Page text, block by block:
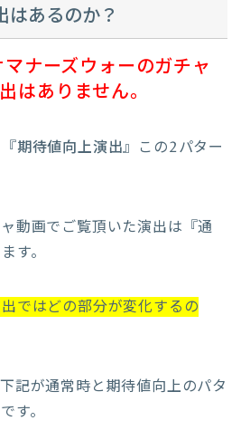
はあるのか？
マナーズウォーのガチャ
はありません。
期待値向上演出』この2パター
動画でご覧頂いた演出は『通
す。
ではどの部分が変化するの
記が通常時と期待値向上のパタ
す。